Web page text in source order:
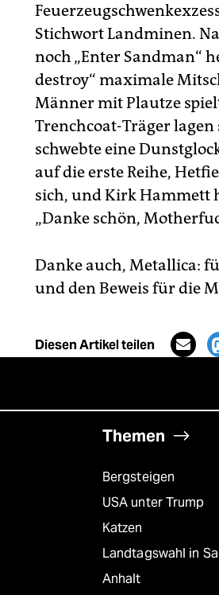
Stichwort Landminen.
noch „Enter Sandman“
destroy“ maximale
Männer mit Plautze
Trenchcoat-Träger
schwebte eine
auf die erste Reihe,
sich, und Kirk Hammett
„Danke schön,
Danke auch, Metallica:
und den Beweis für die
Diesen Artikel teilen
Themen
Bergsteigen
USA unter Trump
Katzen
Landtagswahl in
Anhalt